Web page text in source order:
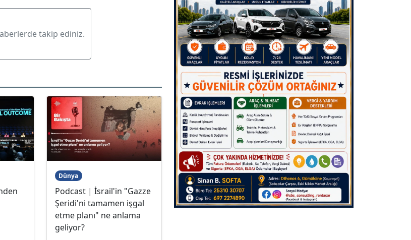
takip ediniz.
Dünya
Podcast | İsrail'in "Gazze
Şeridi'ni tamamen işgal
etme planı" ne anlama
geliyor?